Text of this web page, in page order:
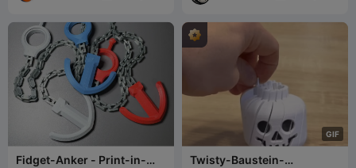
Fidget-Anker - Print-in-
GIF
Twisty-Baustein-